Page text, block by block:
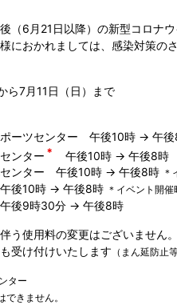
（6月21日以降）の新型コロナ
におかれましては、感染対策の
ら7月11日（日）まで
ポーツセンター 午後10時 → 午
ンター ＊
午後10時 → 午後8時
センター 午後10時 → 午後8時 ＊
後10時 → 午後8時 ＊イベント開
後9時30分 → 午後8時
う使用料の変更はございません。
受け付けいたします （まん延防止
ター
できません。